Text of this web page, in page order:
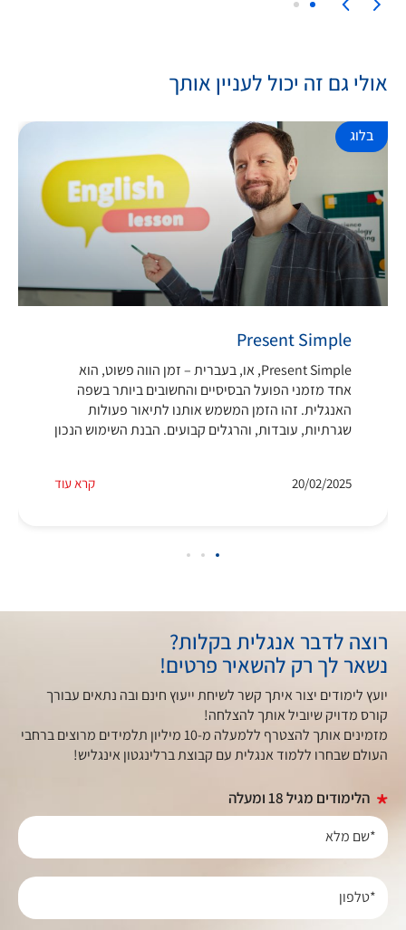
אולי גם זה יכול לעניין אותך
בלוג
Present Simple
Present Simple, או, בעברית – זמן הווה פשוט, הוא
אחד מזמני הפועל הבסיסיים והחשובים ביותר בשפה
האנגלית. זהו הזמן המשמש אותנו לתיאור פעולות
שגרתיות, עובדות, והרגלים קבועים. הבנת השימוש הנכון
קרא עוד 20/02/2025
רוצה לדבר אנגלית בקלות?
נשאר לך רק להשאיר פרטים!
יועץ לימודים יצור איתך קשר לשיחת ייעוץ חינם ובה נתאים עבורך
קורס מדויק שיוביל אותך להצלחה!
מזמינים אותך להצטרף ללמעלה מ-10 מיליון תלמידים מרוצים ברחבי
העולם שבחרו ללמוד אנגלית עם קבוצת ברלינגטון אינגליש!
הלימודים מגיל 18 ומעלה
*שם מלא
*טלפון